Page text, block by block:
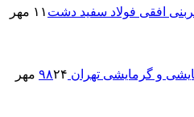
افقی فولاد سفید دشت
۱۱ مهر
و گرمایشی تهران ۹۸
۲۴ مهر